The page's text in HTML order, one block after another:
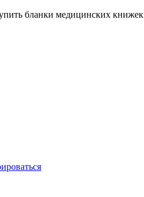
бланки медицинских книжек